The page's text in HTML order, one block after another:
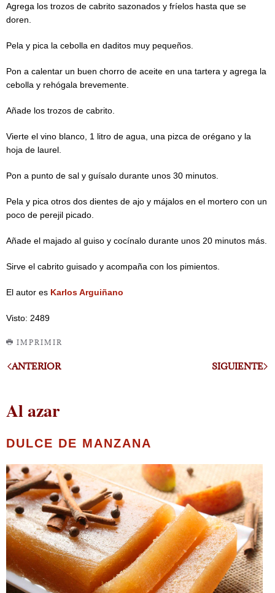
Agrega los trozos de cabrito sazonados y fríelos hasta que se
doren.
Pela y pica la cebolla en daditos muy pequeños.
Pon a calentar un buen chorro de aceite en una tartera y agrega la
cebolla y rehógala brevemente.
Añade los trozos de cabrito.
Vierte el vino blanco, 1 litro de agua, una pizca de orégano y la
hoja de laurel.
Pon a punto de sal y guísalo durante unos 30 minutos.
Pela y pica otros dos dientes de ajo y májalos en el mortero con un
poco de perejil picado.
Añade el majado al guiso y cocínalo durante unos 20 minutos más.
Sirve el cabrito guisado y acompaña con los pimientos.
El autor es Karlos Arguiñano
Visto: 2489
IMPRIMIR
ANTERIOR SIGUIENTE
Al azar
DULCE DE MANZANA